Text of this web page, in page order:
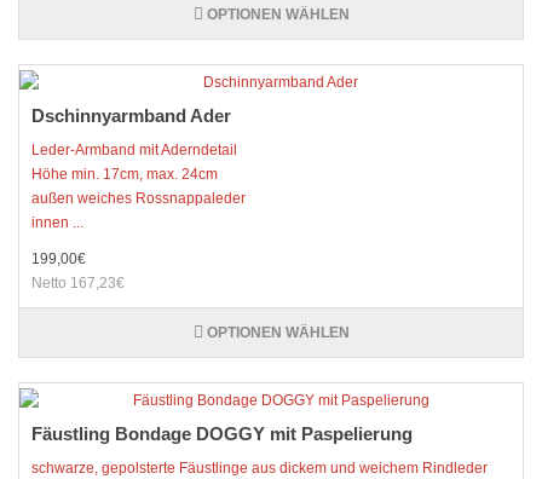
OPTIONEN WÄHLEN
Dschinnyarmband Ader
Leder-Armband mit Aderndetail
Höhe min. 17cm, max. 24cm
außen weiches Rossnappaleder
innen ...
199,00€
Netto 167,23€
OPTIONEN WÄHLEN
Fäustling Bondage DOGGY mit Paspelierung
schwarze, gepolsterte Fäustlinge aus dickem und weichem Rindleder